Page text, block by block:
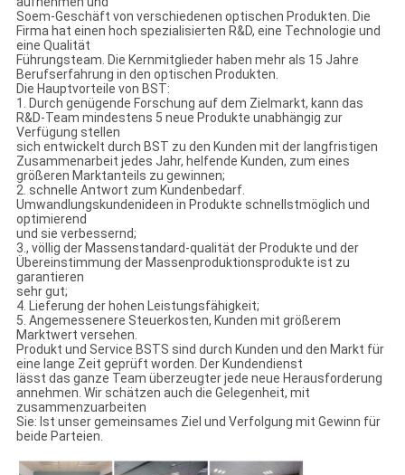
Soem-Geschäft von verschiedenen optischen Produkten. Die
Firma hat einen hoch spezialisierten R&D, eine Technologie und
eine Qualität
Führungsteam. Die Kernmitglieder haben mehr als 15 Jahre
Berufserfahrung in den optischen Produkten.
Die Hauptvorteile von BST:
1. Durch genügende Forschung auf dem Zielmarkt, kann das
R&D-Team mindestens 5 neue Produkte unabhängig zur
Verfügung stellen
sich entwickelt durch BST zu den Kunden mit der langfristigen
Zusammenarbeit jedes Jahr, helfende Kunden, zum eines
größeren Marktanteils zu gewinnen;
2. schnelle Antwort zum Kundenbedarf.
Umwandlungskundenideen in Produkte schnellstmöglich und
optimierend
und sie verbessernd;
3., völlig der Massenstandard-qualität der Produkte und der
Übereinstimmung der Massenproduktionsprodukte ist zu
garantieren
sehr gut;
4. Lieferung der hohen Leistungsfähigkeit;
5. Angemessenere Steuerkosten, Kunden mit größerem
Marktwert versehen.
Produkt und Service BSTS sind durch Kunden und den Markt für
eine lange Zeit geprüft worden. Der Kundendienst
lässt das ganze Team überzeugter jede neue Herausforderung
annehmen. Wir schätzen auch die Gelegenheit, mit
zusammenzuarbeiten
Sie: Ist unser gemeinsames Ziel und Verfolgung mit Gewinn für
beide Parteien.